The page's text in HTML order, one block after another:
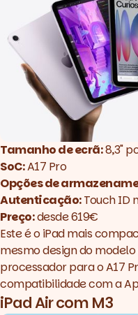
Tamanho de ecrã:8,3"
SoC:A17 Pro
Opções de
Autenticação:Touch ID
Preço:desde 619€
Este é o iPad mais
mesmo design do
processador para o A17
compatibilidade com a
iPad Air com M3